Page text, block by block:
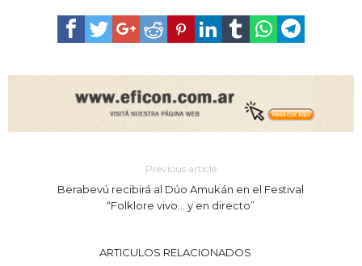
Previous article
Berabevú recibirá al Dúo Amukán en el Festival
“Folklore vivo… y en directo”
ARTICULOS RELACIONADOS